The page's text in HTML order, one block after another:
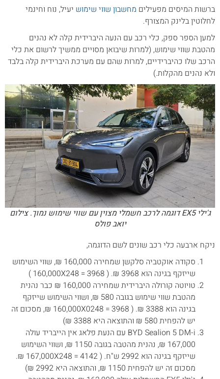
ברשות המיסים מפעילים מחשבון שווי שימוש יעיל, נוח וחינמי
לחלוטין בלינק המצורף.
למען הספר ספק, כלי רכב עם הנעה היברידית קלה לא נהנים
מהטבת שווי שימוש, (למרות שיבואן מסויים ממשיך לרשום את כלי
הרכב שלו כהיברידיים, למרות שהם עם מערכת היברידית קלה בלבד
ולא נהנים מהקלות.)
ג'ילי EX5 דוגמה לרכב חשמלי מצוין עם שווי שימוש נמוך. צילום
יואב פולס
ניקח ארבעה כלי רכב שונים לשם הדוגמה,
סקודה אוקטביה סלקשן שמחירה 160,000 ₪, שווי השימוש
שייזקף בגינה הוא 3968 ₪. ( 160,000X248 = 3968 )
טויוטה קורולה היברידית שמחירה 160,000 ₪ כבר נהנית
מהטבת שווי שימוש בגובה 580 ₪, ושווי השימוש שייזקף
בגינה הוא 3388 ₪. ( 160,000X0248 = 3968 ₪, מסכום זה
יש להפחית 580 ₪ והתוצאה היא 3388 ₪)
BYD Sealion 5 DM-i עם הנעת פלאג אין הייבריד עולה
167,000 ₪, נהנית מהטבה בגובה 1150 ₪, ושווי השימוש
שייזקף בגינה הוא 2992 ש"ח. ( 167,000X248 = 4142 ₪.
מסכום זה יש להפחית 1150 ₪, והתוצאה היא 2992 ₪)